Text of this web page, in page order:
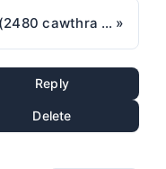
구인 The OWL's kimchi Korea(2480 cawthra rd)에서 함께 근무하실 풀타임 생산직원 구인합니다. »
Reply
Delete